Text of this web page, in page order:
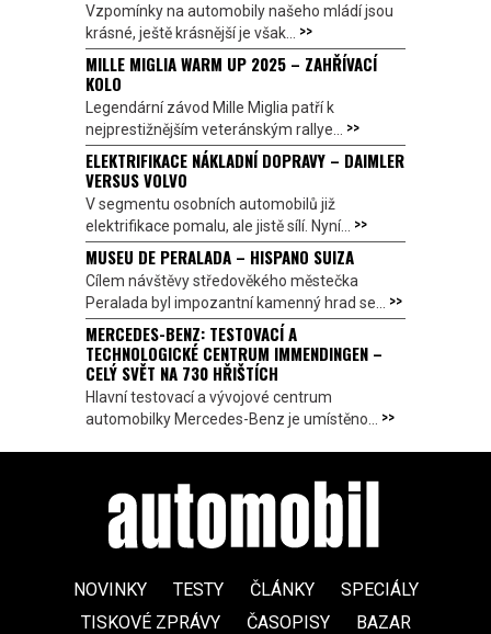
Vzpomínky na automobily našeho mládí jsou
krásné, ještě krásnější je však... >>
MILLE MIGLIA WARM UP 2025 – ZAHŘÍVACÍ
KOLO
Legendární závod Mille Miglia patří k
nejprestižnějším veteránským rallye... >>
ELEKTRIFIKACE NÁKLADNÍ DOPRAVY – DAIMLER
VERSUS VOLVO
V segmentu osobních automobilů již
elektrifikace pomalu, ale jistě sílí. Nyní... >>
MUSEU DE PERALADA – HISPANO SUIZA
Cílem návštěvy středověkého městečka
Peralada byl impozantní kamenný hrad se... >>
MERCEDES-BENZ: TESTOVACÍ A
TECHNOLOGICKÉ CENTRUM IMMENDINGEN –
CELÝ SVĚT NA 730 HŘIŠTÍCH
Hlavní testovací a vývojové centrum
automobilky Mercedes-Benz je umístěno... >>
NOVINKY TESTY ČLÁNKY
SPECIÁLY
TISKOVÉ ZPRÁVY
ČASOPISY BAZAR